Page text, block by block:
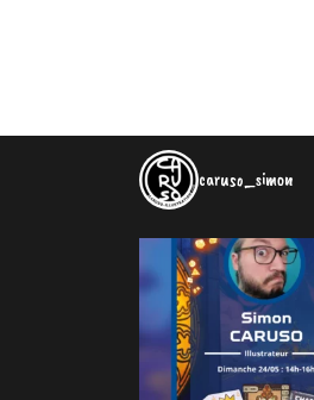
caruso_simon